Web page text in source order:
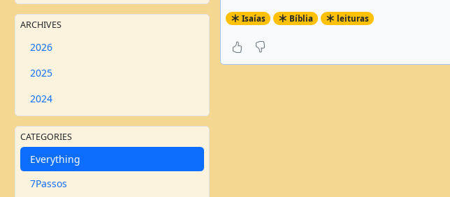
ARCHIVES
2026
2025
2024
CATEGORIES
Everything
7Passos
Isaías Bíblia leituras